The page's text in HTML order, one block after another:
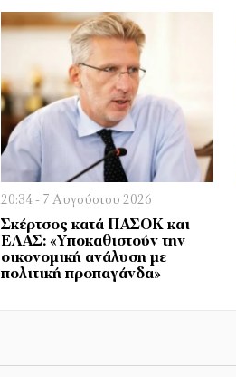
20:34 - 7 Αυγούστου 2026
Σκέρτσος κατά ΠΑΣΟΚ και
ΕΛΑΣ: «Υποκαθιστούν την
οικονομική ανάλυση με
πολιτική προπαγάνδα»